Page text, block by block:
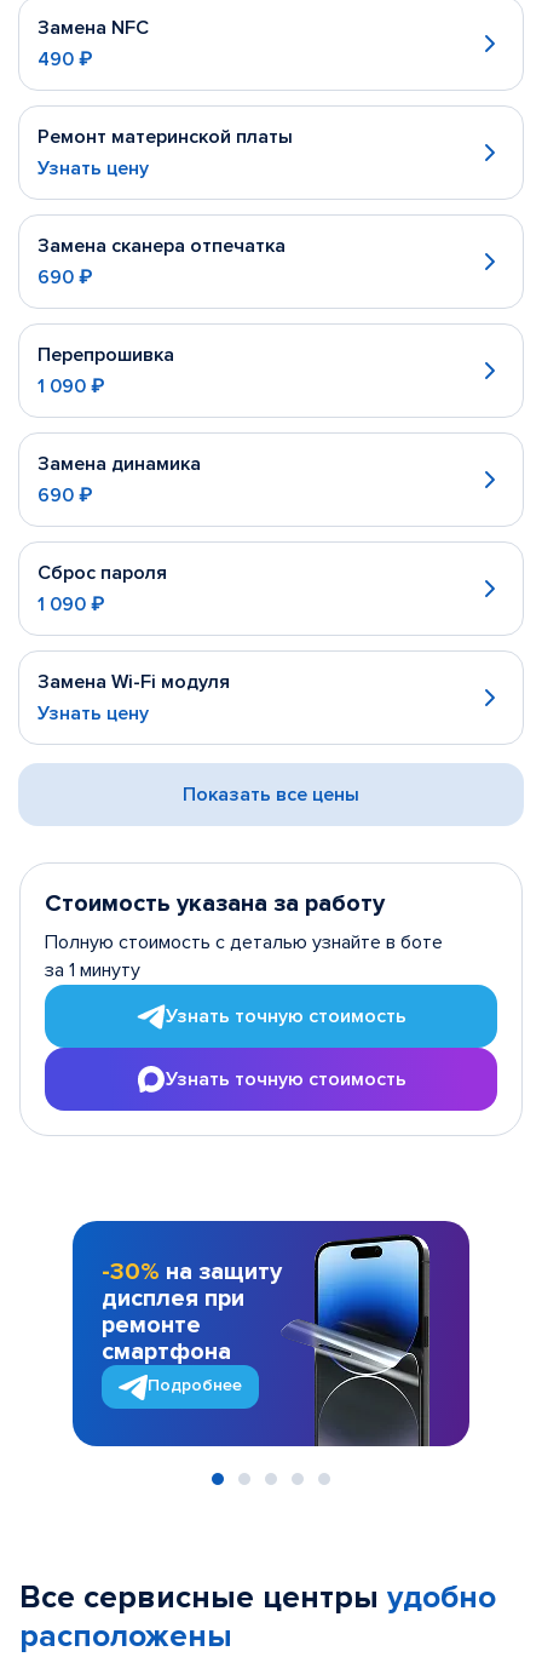
Замена NFC
490 ₽
Ремонт материнской платы
Узнать цену
Замена сканера отпечатка
690 ₽
Перепрошивка
1 090 ₽
Замена динамика
690 ₽
Сброс пароля
1 090 ₽
Замена Wi-Fi модуля
Узнать цену
Показать все цены
Стоимость указана за работу
Полную стоимость с деталью узнайте в боте
за 1 минуту
Узнать точную стоимость
Узнать точную стоимость
-30% на защиту
дисплея при
ремонте
смартфона
Подробнее
Все сервисные центры удобно
расположены